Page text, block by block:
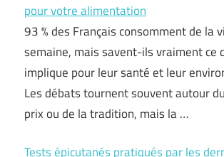
pour votre alimentation
93 % des Français consomment de la
semaine, mais savent-ils vraiment ce
implique pour leur santé et leur
Les débats tournent souvent autour
prix ou de la tradition, mais la …
Tests épicutanés pratiqués par les